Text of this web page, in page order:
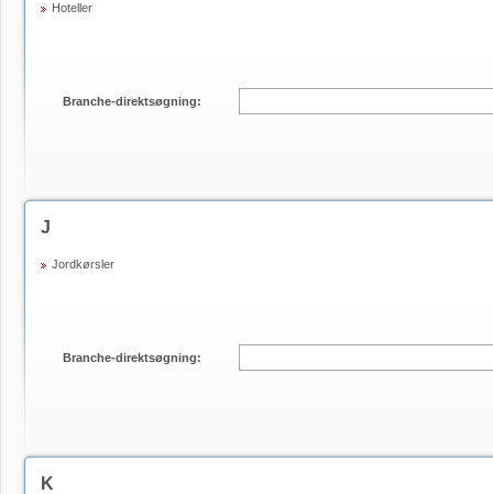
Hoteller
Branche-direktsøgning:
J
Jordkørsler
Branche-direktsøgning:
K